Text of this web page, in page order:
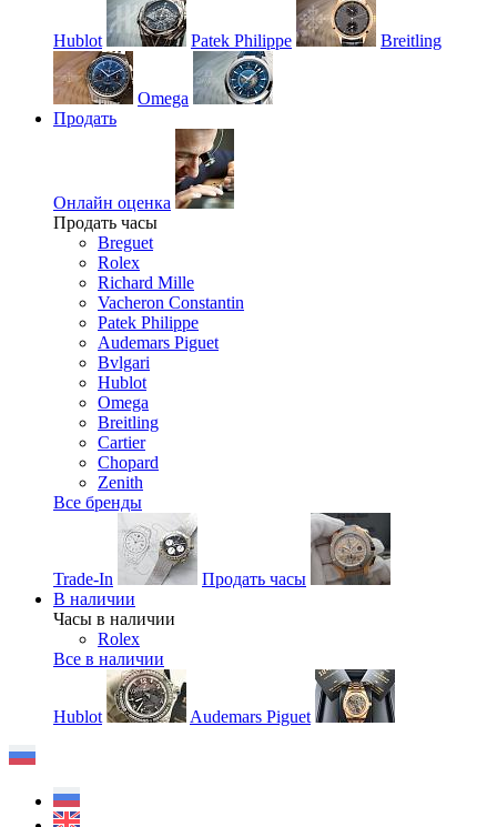
Hublot Patek Philippe Breitling
Omega
Продать
Онлайн оценка
Продать часы
Breguet
Rolex
Richard Mille
Vacheron Constantin
Patek Philippe
Audemars Piguet
Bvlgari
Hublot
Omega
Breitling
Cartier
Chopard
Zenith
Все бренды
Trade-In
Продать часы
В наличии
Часы в наличии
Rolex
Все в наличии
Hublot Audemars Piguet